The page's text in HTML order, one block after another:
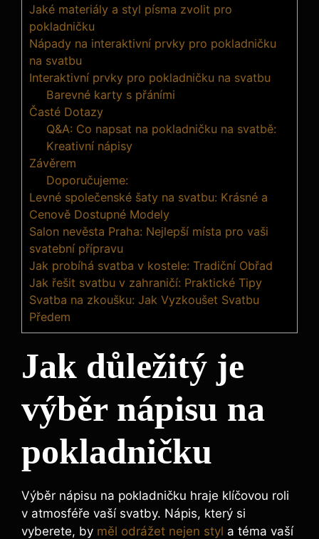
Jaké materiály a styl písma zvolit pro
pokladničku
Nápady na interaktivní prvky pro pokladničku
na svatbu
Interaktivní prvky pro pokladničku na svatbu
Barevné karty s přáními
Časté Dotazy
Q&A: Co napsat na pokladničku na svatbě:
Kreativní nápisy
Závěrem
Doporučujeme:
Levné společenské šaty na svatbu: Krásné a
Cenově Dostupné Modely
Salon nevěsta Praha: Nejlepší místa pro vaši
svatební přípravu
Jak probíhá svatba v kostele: Tradiční Obřad
Jak řešit svatbu v zahraničí: Praktické Tipy
Svatba na zkoušku: Jak Vyzkoušet Svatbu
Předem
Jak důležitý je
výběr nápisu na
pokladničku
Výběr nápisu na pokladničku hraje klíčovou roli
v atmosféře vaší svatby. Nápis, který si
vyberete, by měl odrážet nejen styl a téma vaší